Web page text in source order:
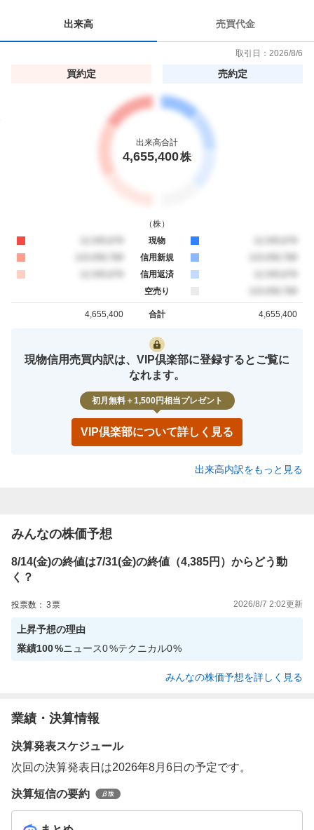
.
出来高 売買代金
取引日： 2026/8/6
買約定 売約定
出来高合計
4,655,400株
（株）
現物
信用新規
信用返済
空売り
合計
4,655,400 4,655,400
現物信用売買内訳は、VIP倶楽部に登録するとご覧に
なれます。
初月無料＋1,500円相当プレゼント
VIP倶楽部について詳しく見る
出来高内訳をもっと見る
みんなの株価予想
8/14(金)の終値は7/31(金)の終値（4,385円）からどう動
く？
投票数： 3票 2026/8/7 2:02更新
上昇予想の理由
業績100%ニュース0%テクニカル0%
みんなの株価予想を詳しく見る
業績・決算情報
決算発表スケジュール
次回の決算発表日は2026年8月6日の予定です。
決算短信の要約